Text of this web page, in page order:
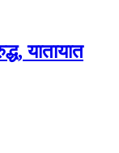
यातायात